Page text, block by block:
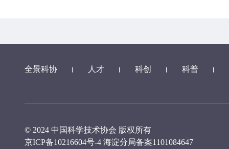
全景科协 人才 科创 科普
© 2024 中国科学技术协会 版权所有
京ICP备10216604号-4 海淀分局备案1101084647